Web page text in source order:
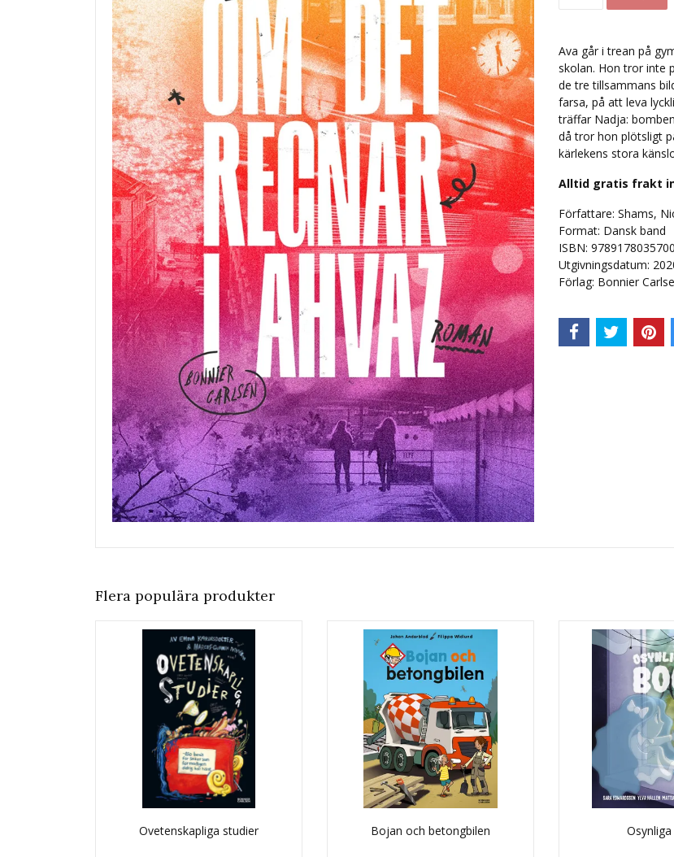
Ava går i trean på
skolan. Hon tror inte
de tre tillsammans
farsa, på att leva
träffar Nadja:
då tror hon plötsligt
kärlekens stora
Alltid gratis frakt
Författare: Shams,
Format: Dansk band
ISBN: 9789178035700
Utgivningsdatum:
Förlag: Bonnier
Flera populära produkter
Ovetenskapliga studier Bojan och betongbilen